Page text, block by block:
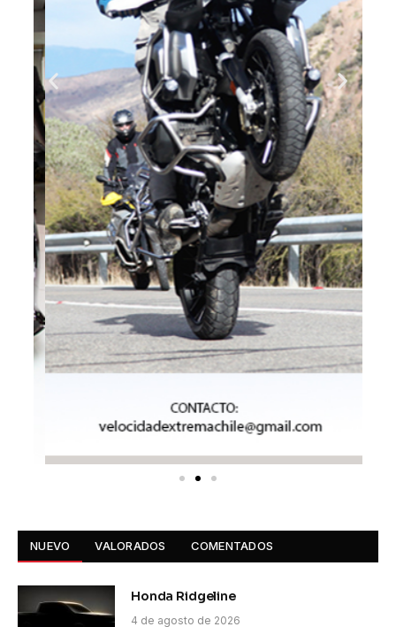
NUEVO VALORADOS COMENTADOS
Honda Ridgeline
4 de agosto de 2026